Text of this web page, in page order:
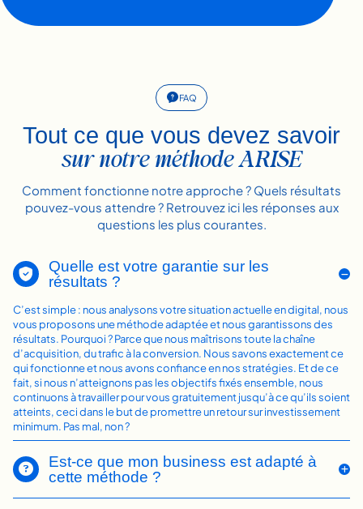
FAQ
Tout ce que vous devez savoir
sur notre méthode ARISE
Comment fonctionne notre approche ? Quels résultats
pouvez-vous attendre ? Retrouvez ici les réponses aux
questions les plus courantes.
Quelle est votre garantie sur les
résultats ?
C’est simple : nous analysons votre situation actuelle en digital, nous
vous proposons une méthode adaptée et nous garantissons des
résultats. Pourquoi ? Parce que nous maîtrisons toute la chaîne
d’acquisition, du trafic à la conversion. Nous savons exactement ce
qui fonctionne et nous avons confiance en nos stratégies. Et de ce
fait, si nous n’atteignons pas les objectifs fixés ensemble, nous
continuons à travailler pour vous gratuitement jusqu’à ce qu’ils soient
atteints, ceci dans le but de promettre un retour sur investissement
minimum. Pas mal, non ?
Est-ce que mon business est adapté à
cette méthode ?